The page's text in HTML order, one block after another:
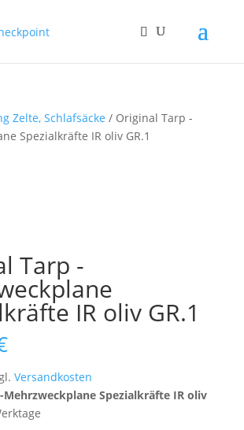
Zelte, Schlafsäcke / Original Tarp -
Spezialkräfte IR oliv GR.1
Tarp -
IR oliv GR.1
Versandkosten
Mehrzweckplane Spezialkräfte IR oliv